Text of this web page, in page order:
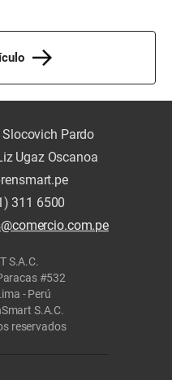
Pardo
Ugaz Oscanoa
311 6500
S.A.C.
#532
- Perú
S.A.C.
reservados